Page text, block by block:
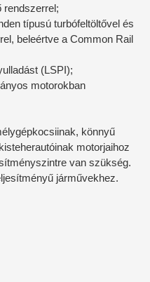
rendszerrel;
típusú turbófeltöltővel és
beleértve a Common Rail
(LSPI);
motorokban
könnyű
motorjaihoz
van szükség.
járművekhez.